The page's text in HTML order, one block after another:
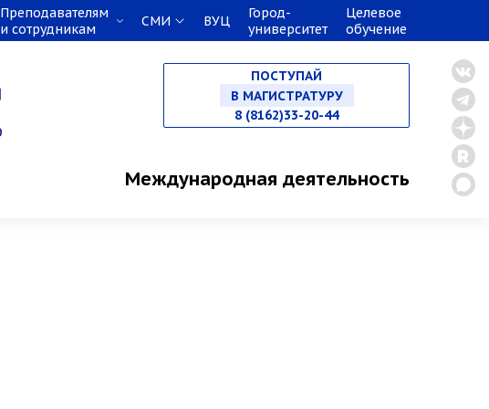
Преподавателям
и сотрудникам
СМИ ВУЦ
Город-
университет
Целевое
обучение
ПОСТУПАЙ
НА СПЕЦИАЛИТЕТ
В МАГИСТРАТУРУ
8 (8162)33-20-44
Международная деятельность